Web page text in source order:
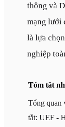
thông và
mạng lưới
là lựa
nghiệp
Tóm tắt
Tổng quan
tắt: UEF -